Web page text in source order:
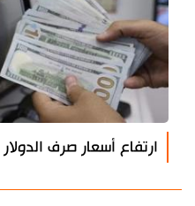
ارتفاع أسعار صرف